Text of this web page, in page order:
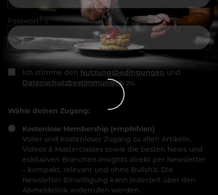
Passwort
Ich stimme den Nutzungsbedingungen und
Datenschutzbestimmungen zu.
Wähle deinen Zugang:
Kostenlose Membership (empfohlen)
Voller und kostenloser Zugang zu allen Artikeln,
Videos & Masterclasses sowie die besten News und
exklusiven Branchen-Insights direkt per Newsletter
– kompakt, relevant und ohne Bullshit. Die
Newsletter-Einwilligung kann jederzeit über den
Abmeldelink widerrufen werden.